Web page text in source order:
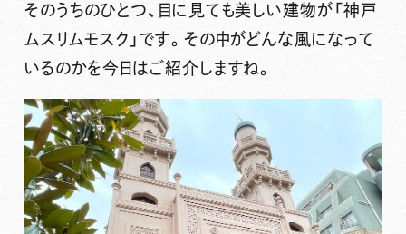
そのうちのひとつ、目に見ても美しい建物が「神戸
ムスリムモスク」です。その中がどんな風になって
いるのかを今日はご紹介しますね。